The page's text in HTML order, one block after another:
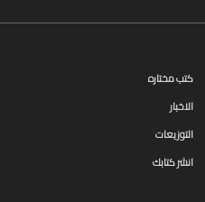
كتب مختاره
الاخبار
التوزيعات
انشر كتابك